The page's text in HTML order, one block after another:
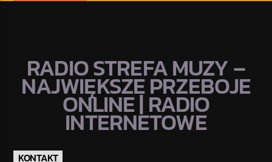
RADIO STREFA MUZY –
NAJWIĘKSZE PRZEBOJE
ONLINE | RADIO
INTERNETOWE
KONTAKT